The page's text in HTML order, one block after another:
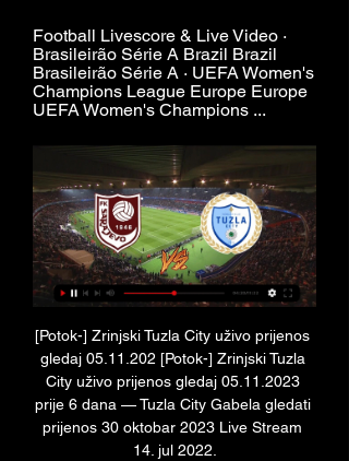
Football Livescore & Live Video ·
Brasileirão Série A Brazil Brazil
Brasileirão Série A · UEFA Women's
Champions League Europe Europe
UEFA Women's Champions ...
[Potok-] Zrinjski Tuzla City uživo prijenos
gledaj 05.11.202 [Potok-] Zrinjski Tuzla
City uživo prijenos gledaj 05.11.2023
prije 6 dana — Tuzla City Gabela gledati
prijenos 30 oktobar 2023 Live Stream
14. jul 2022.